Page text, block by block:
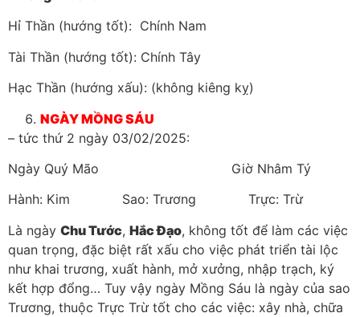
Hỉ Thần (hướng tốt): Chính Nam
Tài Thần (hướng tốt): Chính Tây
Hạc Thần (hướng xấu): (không kiêng kỵ)
NGÀY MỒNG SÁU
– tức thứ 2 ngày 03/02/2025:
Ngày Quý Mão Giờ Nhâm Tý
Hành: Kim Sao: Trương Trực: Trừ
Là ngày Chu Tước, Hắc Đạo, không tốt để làm các việc
quan trọng, đặc biệt rất xấu cho việc phát triển tài lộc
như khai trương, xuất hành, mở xưởng, nhập trạch, ký
kết hợp đổng… Tuy vậy ngày Mồng Sáu là ngày của sao
Trương, thuộc Trực Trừ tốt cho các việc: xây nhà, chữa